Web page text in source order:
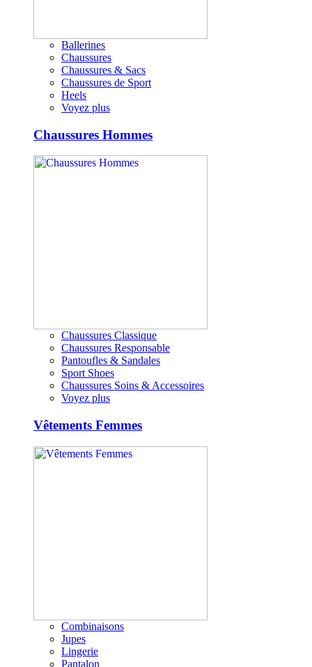
Ballerines
Chaussures
Chaussures & Sacs
Chaussures de Sport
Heels
Voyez plus
Chaussures Hommes
Chaussures Classique
Chaussures Responsable
Pantoufles & Sandales
Sport Shoes
Chaussures Soins & Accessoires
Voyez plus
Vêtements Femmes
Combinaisons
Jupes
Lingerie
Pantalon